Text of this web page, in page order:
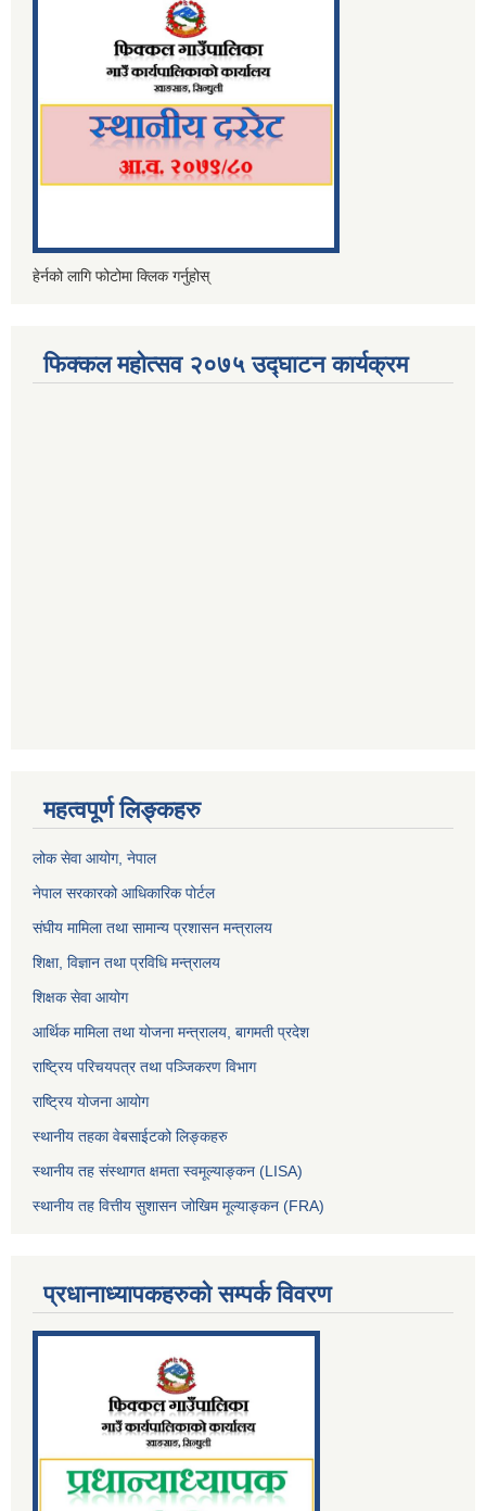
हेर्नको लागि फोटोमा क्लिक गर्नुहोस्
फिक्कल महोत्सव २०७५ उद्घाटन कार्यक्रम
महत्वपूर्ण लिङ्कहरु
लोक सेवा आयोग, नेपाल
नेपाल सरकारको आधिकारिक पोर्टल
संघीय मामिला तथा सामान्य प्रशासन मन्त्रालय
शिक्षा, विज्ञान तथा प्रविधि मन्त्रालय
शिक्षक सेवा आयोग
आर्थिक मामिला तथा योजना मन्त्रालय, बागमती प्रदेश
राष्ट्रिय परिचयपत्र तथा पञ्जिकरण विभाग
राष्ट्रिय योजना आयोग
स्थानीय तहका वेबसाईटको लिङ्कहरु
स्थानीय तह संस्थागत क्षमता स्वमूल्याङ्कन (LISA)
स्थानीय तह वित्तीय सुशासन जोखिम मूल्याङ्कन (FRA)
प्रधानाध्यापकहरुको सम्पर्क विवरण